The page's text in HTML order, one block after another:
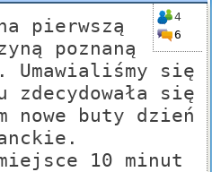
4
6
pierwszą
poznaną
się
zdecydowała się
nowe buty dzień
10 minut